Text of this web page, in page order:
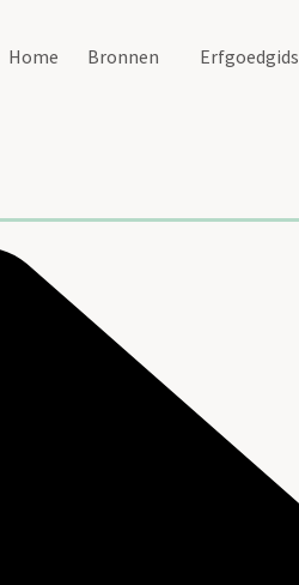
Home Bronnen Erfgoedgids